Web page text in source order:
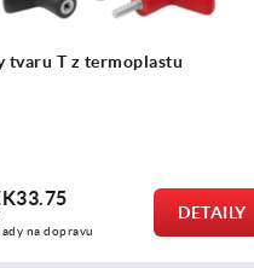
Úchyty tvaru
od
bez DPH
plus náklady na